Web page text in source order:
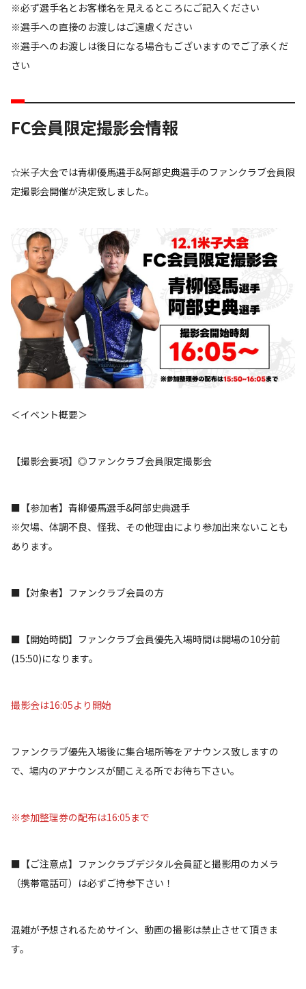
※必ず選手名とお客様名を見えるところにご記入ください
※選手への直接のお渡しはご遠慮ください
※選手へのお渡しは後日になる場合もございますのでご了承くだ
さい
FC会員限定撮影会情報
☆米子大会では青柳優馬選手&阿部史典選手のファンクラブ会員限
定撮影会開催が決定致しました。
＜イベント概要＞
【撮影会要項】◎ファンクラブ会員限定撮影会
■【参加者】青柳優馬選手&阿部史典選手
※欠場、体調不良、怪我、その他理由により参加出来ないことも
あります。
■【対象者】ファンクラブ会員の方
■【開始時間】ファンクラブ会員優先入場時間は開場の10分前
(15:50)になります。
撮影会は16:05より開始
ファンクラブ優先入場後に集合場所等をアナウンス致しますの
で、場内のアナウンスが聞こえる所でお待ち下さい。
※参加整理券の配布は16:05まで
■【ご注意点】ファンクラブデジタル会員証と撮影用のカメラ
（携帯電話可）は必ずご持参下さい！
混雑が予想されるためサイン、動画の撮影は禁止させて頂きま
す。